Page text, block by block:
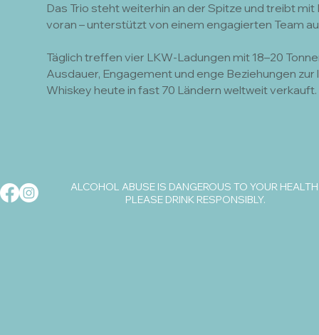
Das Trio steht weiterhin an der Spitze und treibt
voran – unterstützt von einem engagierten Team
Täglich treffen vier LKW-Ladungen mit 18–20
Ausdauer, Engagement und enge Beziehungen
Whiskey heute in fast 70 Ländern weltweit verkauft.
ALCOHOL ABUSE IS DANGEROUS TO YOUR
PLEASE DRINK RESPONSIBLY.